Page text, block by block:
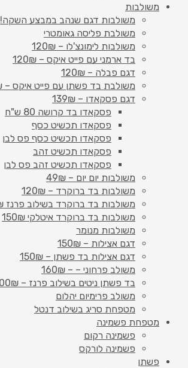
משולבות
משולבות דגם שנהב במבצע השקה!
משולבת פליסה גאומטרי
משולבות לימונצ'לו – 120₪
בד ארמני עם פייט איקס – 120₪
דגם פבלה – 120₪
משולבת בד פשתן עם פייט איקס – 120₪
דגם פסקאדו – 139₪
פסקאדו בד קרושה 80 ש"ח
פסקאדו תכשיט כסף
פסקאדו תכשיט כסף פס לבן
פסקאדו תכשיט זהב
פסקאדו תכשיט זהב פס לבן
משולבות יום יום – 49₪
משולבות בד ברוקרד – 120₪
משולבות בד ברוקרד בשילוב פרנז 130₪
משולבות בד ברוקרד איטלקי 150₪
משולבות מנומר
דגם אצילות – 150₪
דגם אצילות בד פשתן – 150₪
משולב פרחוני – – 160₪
בד פשתן ניטים בשילוב פרנז – 100₪
משולב פרימיום יהלום
מטפחת סריג בשילוב דנטל
מטפחת פשמינה
פשמינה רקום
פשמינה לורקס
פשתן